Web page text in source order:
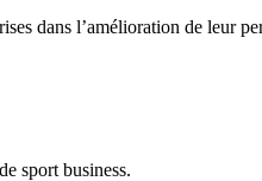
dans l’amélioration de leur
sport business.